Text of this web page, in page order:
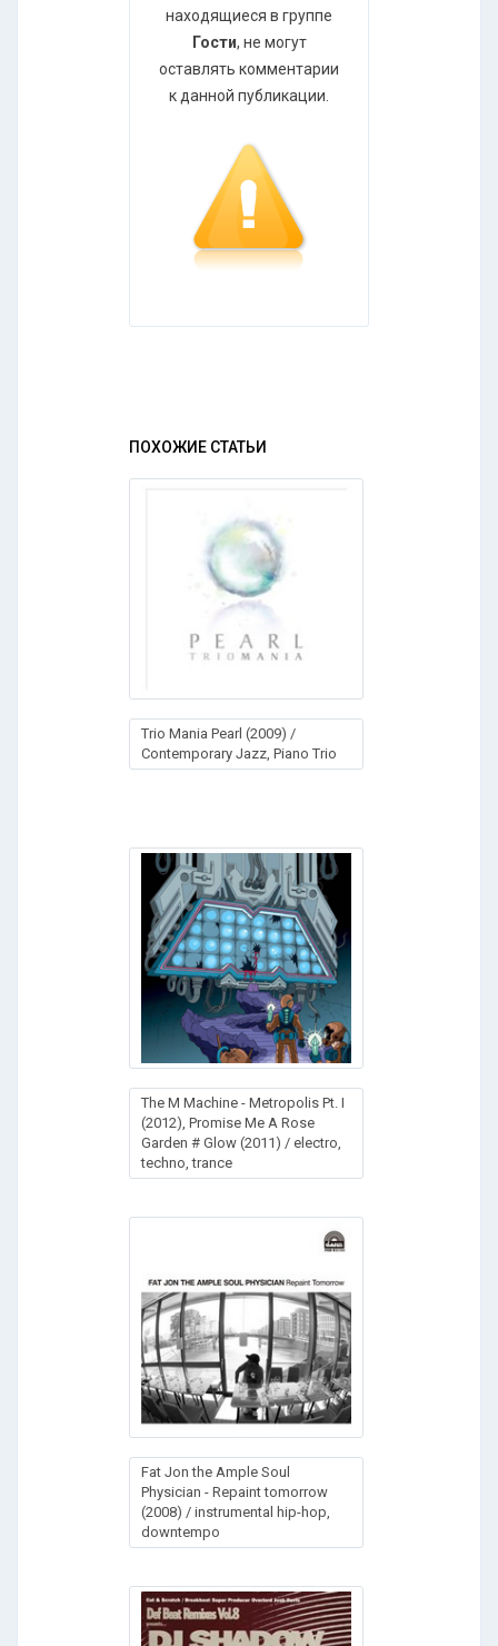
находящиеся в группе
Гости, не могут
оставлять комментарии
к данной публикации.
ПОХОЖИЕ СТАТЬИ
Trio Mania Pearl (2009) /
Contemporary Jazz, Piano Trio
The M Machine - Metropolis Pt. I
(2012), Promise Me A Rose
Garden # Glow (2011) / electro,
techno, trance
Fat Jon the Ample Soul
Physician - Repaint tomorrow
(2008) / instrumental hip-hop,
downtempo